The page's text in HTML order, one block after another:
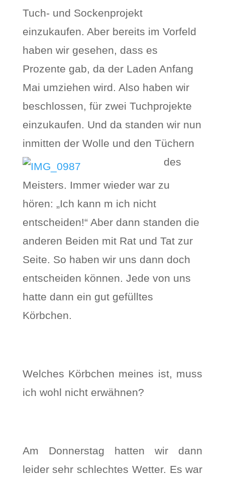
Tuch- und Sockenprojekt
einzukaufen. Aber bereits im Vorfeld
haben wir gesehen, dass es
Prozente gab, da der Laden Anfang
Mai umziehen wird. Also haben wir
beschlossen, für zwei Tuchprojekte
einzukaufen. Und da standen wir nun
inmitten der Wolle und den Tüchern
des
Meisters. Immer wieder war zu
hören: „Ich kann m ich nicht
entscheiden!“ Aber dann standen die
anderen Beiden mit Rat und Tat zur
Seite. So haben wir uns dann doch
entscheiden können. Jede von uns
hatte dann ein gut gefülltes
Körbchen.
Welches Körbchen meines ist, muss
ich wohl nicht erwähnen?
Am Donnerstag hatten wir dann
leider sehr schlechtes Wetter. Es war